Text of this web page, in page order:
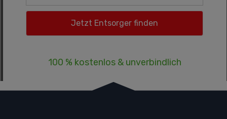
100 % kostenlos & unverbindlich